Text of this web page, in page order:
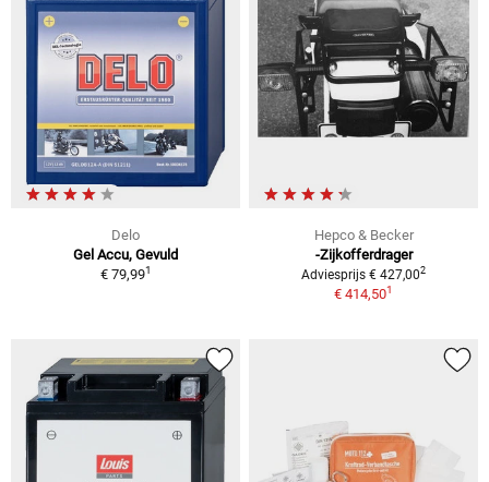
Delo
Gel Accu, Gevuld
€ 79,991
Hepco & Becker
-Zijkofferdrager
Adviesprijs € 427,002
€ 414,501